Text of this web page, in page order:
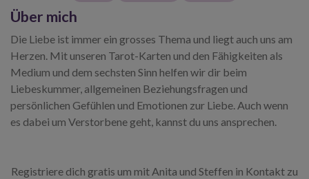
Über mich
Die Liebe ist immer ein grosses Thema und liegt auch uns am
Herzen. Mit unseren Tarot-Karten und den Fähigkeiten als
Medium und dem sechsten Sinn helfen wir dir beim
Liebeskummer, allgemeinen Beziehungsfragen und
persönlichen Gefühlen und Emotionen zur Liebe. Auch wenn
es dabei um Verstorbene geht, kannst du uns ansprechen.
Registriere dich gratis um mit Anita und Steffen in Kontakt zu